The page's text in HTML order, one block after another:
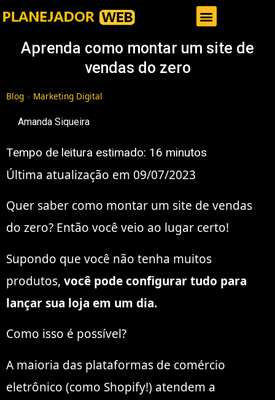
Aprenda como montar um site de
vendas do zero
Blog » Marketing Digital
Amanda Siqueira
Tempo de leitura estimado: 16 minutos
Última atualização em 09/07/2023
Quer saber como montar um site de vendas
do zero? Então você veio ao lugar certo!
Supondo que você não tenha muitos
produtos, você pode configurar tudo para
lançar sua loja em um dia.
Como isso é possível?
A maioria das plataformas de comércio
eletrônico (como Shopify!) atendem a